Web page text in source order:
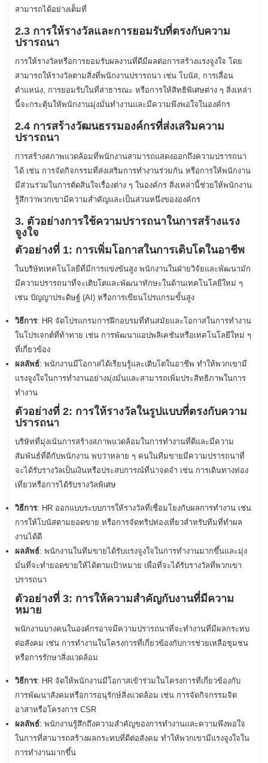
สามารถได้อย่างเต็มที่
2.3 การให้รางวัลและการยอมรับที่ตรงกับความ
ปรารถนา
การให้รางวัลหรือการยอมรับผลงานที่ดีมีผลต่อการสร้างแรงจูงใจ โดย
สามารถให้รางวัลตามสิ่งที่พนักงานปรารถนา เช่น โบนัส, การเลื่อน
ตำแหน่ง, การยอมรับในที่สาธารณะ หรือการให้สิทธิพิเศษต่าง ๆ สิ่งเหล่า
นี้จะกระตุ้นให้พนักงานมุ่งมั่นทำงานและมีความพึงพอใจในองค์กร
2.4 การสร้างวัฒนธรรมองค์กรที่ส่งเสริมความ
ปรารถนา
การสร้างสภาพแวดล้อมที่พนักงานสามารถแสดงออกถึงความปรารถนา
ได้ เช่น การจัดกิจกรรมที่ส่งเสริมการทำงานร่วมกัน หรือการให้พนักงาน
มีส่วนร่วมในการตัดสินใจเรื่องต่าง ๆ ในองค์กร สิ่งเหล่านี้ช่วยให้พนักงาน
รู้สึกว่าพวกเขามีความสำคัญและเป็นส่วนหนึ่งขององค์กร
3. ตัวอย่างการใช้ความปรารถนาในการสร้างแรง
จูงใจ
ตัวอย่างที่ 1: การเพิ่มโอกาสในการเติบโตในอาชีพ
ในบริษัทเทคโนโลยีที่มีการแข่งขันสูง พนักงานในฝ่ายวิจัยและพัฒนามัก
มีความปรารถนาที่จะเติบโตและพัฒนาทักษะในด้านเทคโนโลยีใหม่ ๆ
เช่น ปัญญาประดิษฐ์ (AI) หรือการเขียนโปรแกรมขั้นสูง
วิธีการ: HR จัดโปรแกรมการฝึกอบรมที่ทันสมัยและโอกาสในการทำงาน
ในโปรเจกต์ที่ท้าทาย เช่น การพัฒนาแอปพลิเคชันหรือเทคโนโลยีใหม่ ๆ
ที่เกี่ยวข้อง
ผลลัพธ์: พนักงานมีโอกาสได้เรียนรู้และเติบโตในอาชีพ ทำให้พวกเขามี
แรงจูงใจในการทำงานอย่างมุ่งมั่นและสามารถเพิ่มประสิทธิภาพในการ
ทำงาน
ตัวอย่างที่ 2: การให้รางวัลในรูปแบบที่ตรงกับความ
ปรารถนา
บริษัทที่มุ่งเน้นการสร้างสภาพแวดล้อมในการทำงานที่ดีและมีความ
สัมพันธ์ที่ดีกับพนักงาน พบว่าหลาย ๆ คนในทีมขายมีความปรารถนาที่
จะได้รับรางวัลเป็นเงินหรือประสบการณ์ที่น่าจดจำ เช่น การเดินทางท่อง
เที่ยวหรือการได้รับรางวัลพิเศษ
วิธีการ: HR ออกแบบระบบการให้รางวัลที่เชื่อมโยงกับผลการทำงาน เช่น
การให้โบนัสตามยอดขาย หรือการจัดทริปท่องเที่ยวสำหรับทีมที่ทำผล
งานได้ดี
ผลลัพธ์: พนักงานในทีมขายได้รับแรงจูงใจในการทำงานมากขึ้นและมุ่ง
มั่นที่จะทำยอดขายให้ได้ตามเป้าหมาย เพื่อที่จะได้รับรางวัลที่พวกเขา
ปรารถนา
ตัวอย่างที่ 3: การให้ความสำคัญกับงานที่มีความ
หมาย
พนักงานบางคนในองค์กรอาจมีความปรารถนาที่จะทำงานที่มีผลกระทบ
ต่อสังคม เช่น การทำงานในโครงการที่เกี่ยวข้องกับการช่วยเหลือชุมชน
หรือการรักษาสิ่งแวดล้อม
วิธีการ: HR จัดให้พนักงานมีโอกาสเข้าร่วมในโครงการที่เกี่ยวข้องกับ
การพัฒนาสังคมหรือการอนุรักษ์สิ่งแวดล้อม เช่น การจัดกิจกรรมจิต
อาสาหรือโครงการ CSR
ผลลัพธ์: พนักงานรู้สึกถึงความสำคัญของการทำงานและความพึงพอใจ
ในการที่สามารถสร้างผลกระทบที่ดีต่อสังคม ทำให้พวกเขามีแรงจูงใจใน
การทำงานมากขึ้น